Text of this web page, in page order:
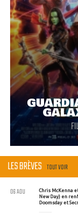
LES BRÈVES TOUT VOIR
Chris McKenna
New Day) en
Doomsday et
06 AOU